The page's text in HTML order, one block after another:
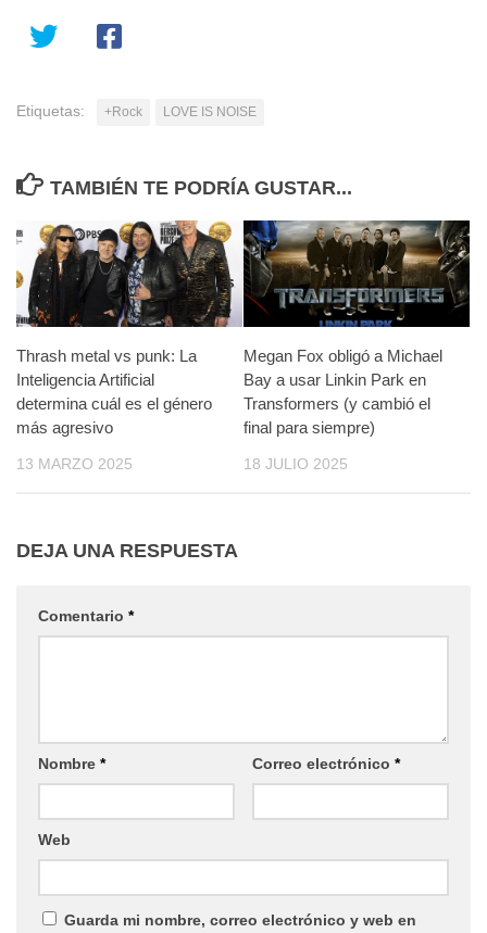
Etiquetas: +Rock LOVE IS NOISE
TAMBIÉN TE PODRÍA GUSTAR...
Thrash metal vs punk: La
Inteligencia Artificial
determina cuál es el género
más agresivo
13 MARZO 2025
Megan Fox obligó a Michael
Bay a usar Linkin Park en
Transformers (y cambió el
final para siempre)
18 JULIO 2025
DEJA UNA RESPUESTA
Comentario *
Nombre * Correo electrónico *
Web
Guarda mi nombre, correo electrónico y web en